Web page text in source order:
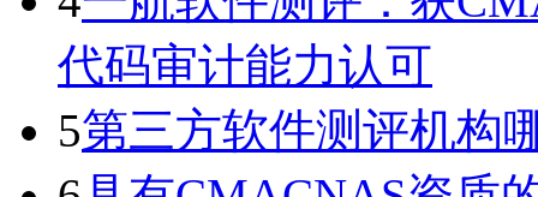
代码审计能力认可
5第三方软件测评机构